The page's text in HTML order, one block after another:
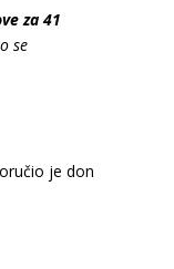
za 41
se
je don